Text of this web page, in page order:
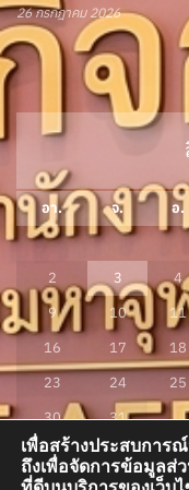
26 กรกฎาคม 2026
อา. จ. อ.
2
3 4
9
10 11
16
17 18
23
24 25
30
31
« ก.ค.
เพื่อสร้างประสบการ
ถึงเพื่อจัดการข้อมูลส่